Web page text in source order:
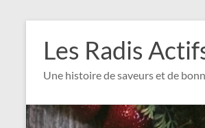
contenu
Les Radis
Une histoire de saveurs et de